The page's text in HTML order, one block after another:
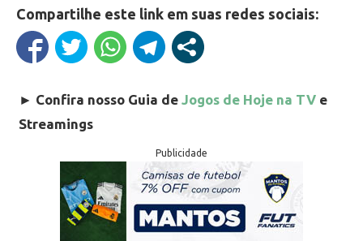
Compartilhe este link em suas redes sociais:
► Confira nosso Guia de Jogos de Hoje na TV e
Streamings
Publicidade